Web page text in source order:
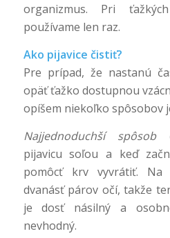
organizmus. Pri
používame len raz.
Ako pijavice čistiť?
Pre prípad, že nastanú
opäť ťažko dostupnou
opíšem niekoľko spôsobov
Najjednoduchší spôsob
pijavicu soľou a keď
pomôcť krv vyvrátiť. Na
dvanásť párov očí, takže
je dosť násilný a
nevhodný.